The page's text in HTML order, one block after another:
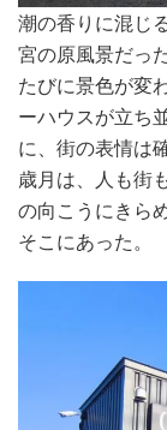
潮の香りに混じ
宮の原風景だっ
たびに景色が変
ーハウスが立ち
に、街の表情は
歳月は、人も街
の向こうにきら
そこにあった。